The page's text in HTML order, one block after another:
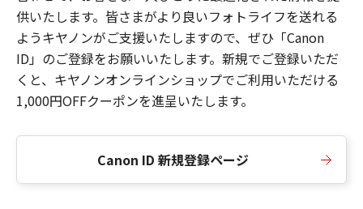
供いたします。皆さまがより良いフォトライフを送れる
ようキヤノンがご支援いたしますので、ぜひ「Canon
ID」のご登録をお願いいたします。新規でご登録いただ
くと、キヤノンオンラインショップでご利用いただける
1,000円OFFクーポンを進呈いたします。
Canon ID 新規登録ページ